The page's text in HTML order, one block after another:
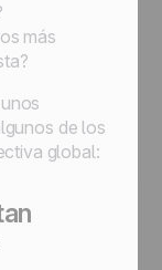
más
de los
global: